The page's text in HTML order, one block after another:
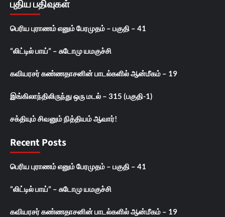
புதிய பதிவுகள்
பெரிய புராணம் எனும் பேரமுதம் – பகுதி – 41
“லிட்டில் பாய்” – சுடோமு யமகுச்சி
கவியரசர் கண்ணதாசனின் பாடல்களில் ஆன்மீகம் – 19
இங்கிலாந்திலிருந்து ஒரு மடல் – 315 (பகுதி-1)
சக்தியும் சிவனும் நித்தியம் ஆவார்!
Recent Posts
பெரிய புராணம் எனும் பேரமுதம் – பகுதி – 41
“லிட்டில் பாய்” – சுடோமு யமகுச்சி
கவியரசர் கண்ணதாசனின் பாடல்களில் ஆன்மீகம் – 19